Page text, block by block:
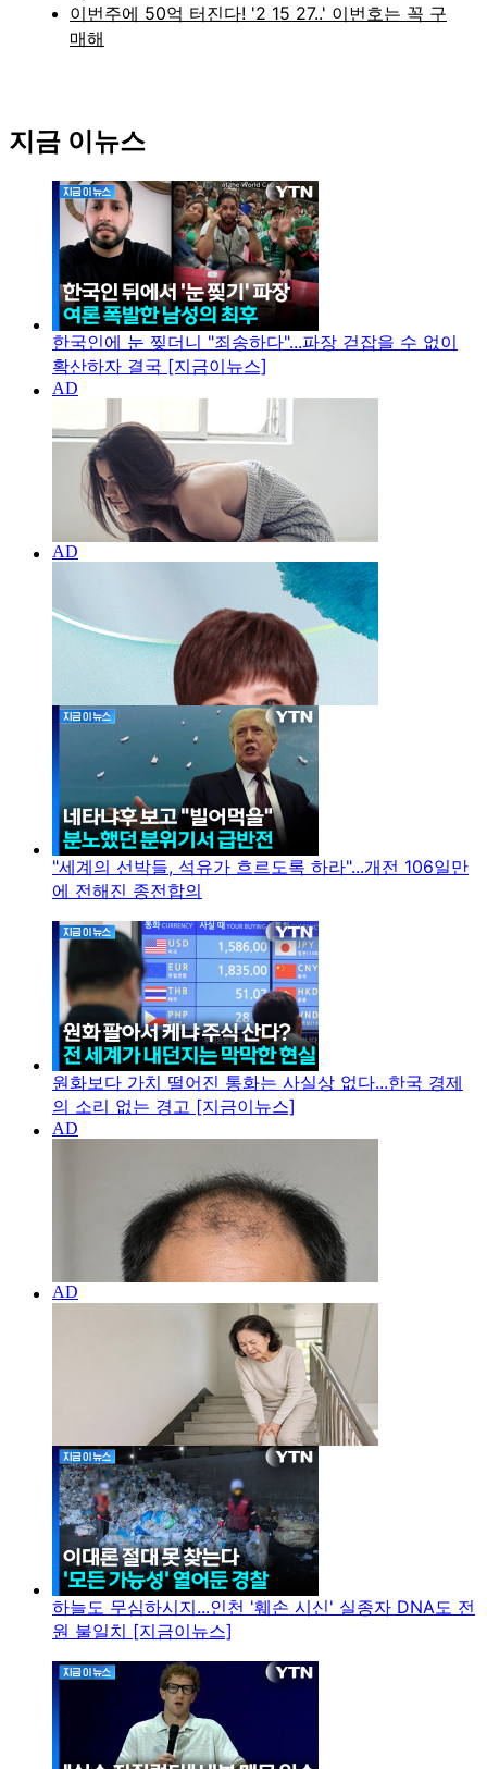
지금 이뉴스
한국인에 눈 찢더니 "죄송하다"...파장 걷잡을 수 없이
확산하자 결국 [지금이뉴스]
"세계의 선박들, 석유가 흐르도록 하라"...개전 106일만
에 전해진 종전합의
원화보다 가치 떨어진 통화는 사실상 없다...한국 경제
의 소리 없는 경고 [지금이뉴스]
하늘도 무심하시지...인천 '훼손 시신' 실종자 DNA도 전
원 불일치 [지금이뉴스]